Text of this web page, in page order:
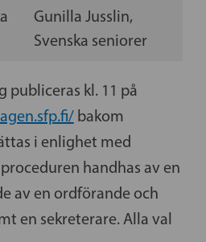
Gunilla Jusslin,
Svenska seniorer
publiceras kl. 11 på
bakom
i enlighet med
handhas av en
av en ordförande och
en sekreterare. Alla val